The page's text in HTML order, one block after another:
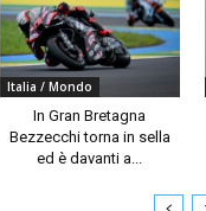
Italia / Mondo
In Gran Bretagna
Bezzecchi torna in sella
ed è davanti a...